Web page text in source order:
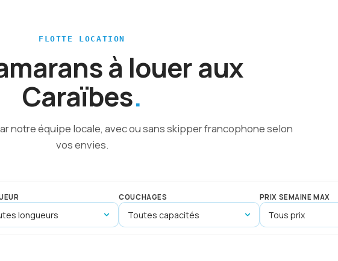
FLOTTE LOCATION
à louer aux
Caraïbes
notre équipe locale, avec ou sans skipper francophone selon
vos envies.
COUCHAGES PRIX SEMAINE MAX